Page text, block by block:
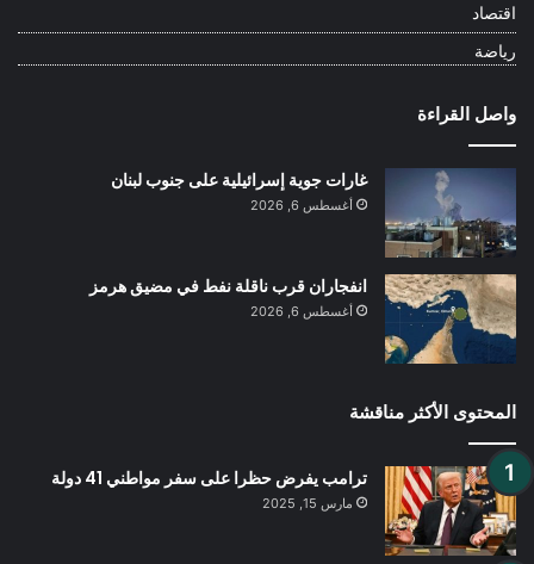
اقتصاد
رياضة
واصل القراءة
غارات جوية إسرائيلية على جنوب لبنان
أغسطس 6, 2026
انفجاران قرب ناقلة نفط في مضيق هرمز
أغسطس 6, 2026
المحتوى الأكثر مناقشة
ترامب يفرض حظرا على سفر مواطني 41 دولة
مارس 15, 2025